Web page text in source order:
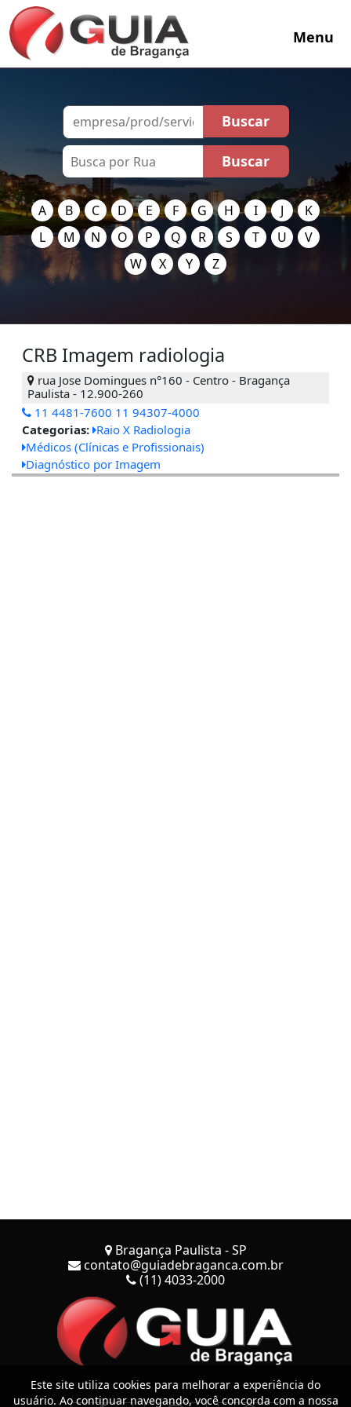
Menu
A B C D E F G H I J
K
L
M N O P Q R S T U
V
W
X Y Z
CRB Imagem radiologia
rua Jose Domingues n°160 - Centro - Bragança
Paulista - 12.900-260
11 4481-7600 11 94307-4000
Categorias: Raio X Radiologia
Médicos (Clínicas e Profissionais)
Diagnóstico por Imagem
Bragança Paulista - SP
contato@guiadebraganca.com.br
(11) 4033-2000
Este site utiliza cookies para melhorar a experiência do
usuário. Ao continuar navegando, você concorda com a nossa